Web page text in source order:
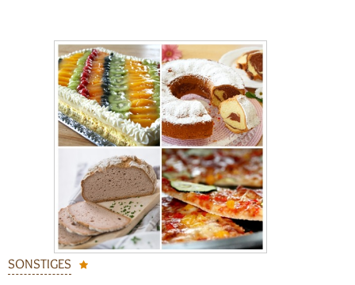
SONSTIGES